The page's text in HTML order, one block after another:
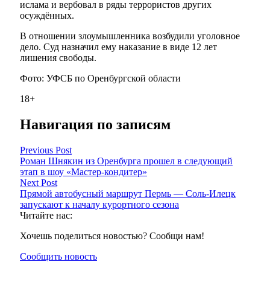
ислама и вербовал в ряды террористов других
осуждённых.
В отношении злоумышленника возбудили уголовное
дело. Суд назначил ему наказание в виде 12 лет
лишения свободы.
Фото: УФСБ по Оренбургской области
18+
Навигация по записям
Previous Post
Роман Шнякин из Оренбурга прошел в следующий
этап в шоу «Мастер-кондитер»
Next Post
Прямой автобусный маршрут Пермь — Соль-Илецк
запускают к началу курортного сезона
Читайте нас:
Хочешь поделиться новостью? Сообщи нам!
Сообщить новость